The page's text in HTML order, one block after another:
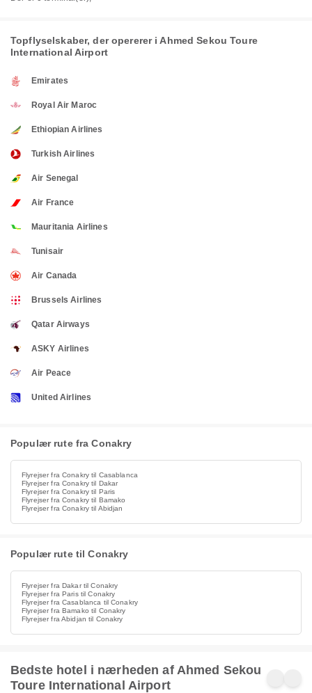
Topflyselskaber, der opererer i Ahmed Sekou Toure
International Airport
Emirates
Royal Air Maroc
Ethiopian Airlines
Turkish Airlines
Air Senegal
Air France
Mauritania Airlines
Tunisair
Air Canada
Brussels Airlines
Qatar Airways
ASKY Airlines
Air Peace
United Airlines
Populær rute fra Conakry
Flyrejser fra Conakry til Casablanca
Flyrejser fra Conakry til Dakar
Flyrejser fra Conakry til Paris
Flyrejser fra Conakry til Bamako
Flyrejser fra Conakry til Abidjan
Populær rute til Conakry
Flyrejser fra Dakar til Conakry
Flyrejser fra Paris til Conakry
Flyrejser fra Casablanca til Conakry
Flyrejser fra Bamako til Conakry
Flyrejser fra Abidjan til Conakry
Bedste hotel i nærheden af Ahmed Sekou
Toure International Airport